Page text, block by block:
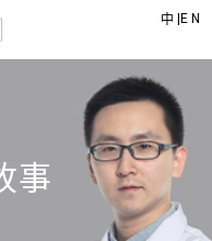
中 |EN
事